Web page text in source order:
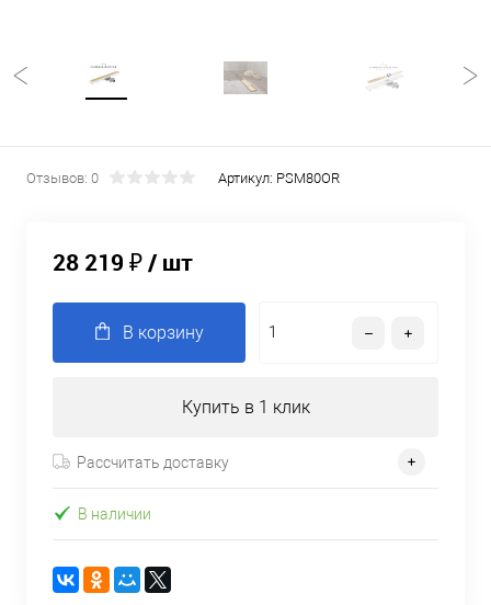
Отзывов: 0 Артикул: PSM80OR
28 219 ₽/ шт
В корзину
Купить в 1 клик
Рассчитать доставку
В наличии